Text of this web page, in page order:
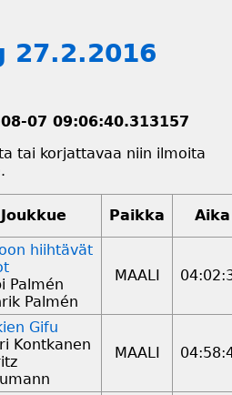
27.2.2016
07 09:06:40.313157
tai korjattavaa niin ilmoita
Joukkue Paikka Aika
hiihtävät
Palmén
Palmén
MAALI
Gifu
Kontkanen
MAALI